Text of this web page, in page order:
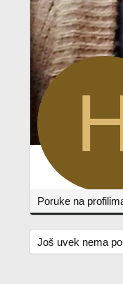
Poruke na
Još uvek nema